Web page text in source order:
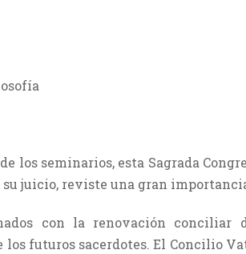
los seminarios, esta Sagrada
juicio, reviste una gran
con la renovación conciliar
futuros sacerdotes. El Concilio